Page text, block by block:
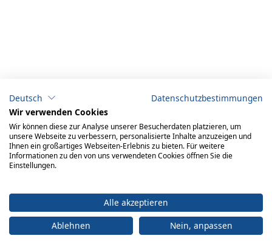
Deutsch
Datenschutzbestimmungen
Wir verwenden Cookies
Wir können diese zur Analyse unserer Besucherdaten platzieren, um
unsere Webseite zu verbessern, personalisierte Inhalte anzuzeigen und
Ihnen ein großartiges Webseiten-Erlebnis zu bieten. Für weitere
Informationen zu den von uns verwendeten Cookies öffnen Sie die
Einstellungen.
Alle akzeptieren
Ablehnen
Nein, anpassen